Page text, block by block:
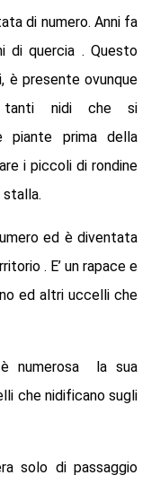
di numero. Anni fa
di quercia . Questo
è presente ovunque
nidi che si
prima della
i piccoli di rondine
ed è diventata
. E’ un rapace e
ed altri uccelli che
la sua
che nidificano sugli
solo di passaggio